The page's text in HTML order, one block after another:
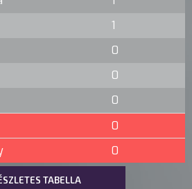
1
0
0
0
0
0
TABELLA